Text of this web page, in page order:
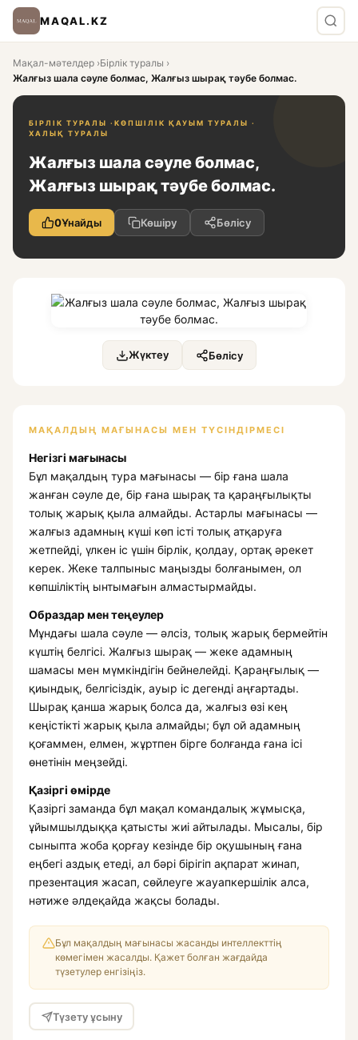
MAQAL.KZ
Мақал-мәтелдер ›Бірлік туралы ›
Жалғыз шала сәуле болмас, Жалғыз шырақ тәубе болмас.
БІРЛІК ТУРАЛЫ · КӨПШІЛІК ҚАУЫМ ТУРАЛЫ ·
ХАЛЫҚ ТУРАЛЫ
Жалғыз шала сәуле болмас,
Жалғыз шырақ тәубе болмас.
0Ұнайды Көшіру Бөлісу
Жүктеу Бөлісу
МАҚАЛДЫҢ МАҒЫНАСЫ МЕН ТҮСІНДІРМЕСІ
Негізгі мағынасы
Бұл мақалдың тура мағынасы — бір ғана шала
жанған сәуле де, бір ғана шырақ та қараңғылықты
толық жарық қыла алмайды. Астарлы мағынасы —
жалғыз адамның күші көп істі толық атқаруға
жетпейді, үлкен іс үшін бірлік, қолдау, ортақ әрекет
керек. Жеке талпыныс маңызды болғанымен, ол
көпшіліктің ынтымағын алмастырмайды.
Образдар мен теңеулер
Мұндағы шала сәуле — әлсіз, толық жарық бермейтін
күштің белгісі. Жалғыз шырақ — жеке адамның
шамасы мен мүмкіндігін бейнелейді. Қараңғылық —
қиындық, белгісіздік, ауыр іс дегенді аңғартады.
Шырақ қанша жарық болса да, жалғыз өзі кең
кеңістікті жарық қыла алмайды; бұл ой адамның
қоғаммен, елмен, жұртпен бірге болғанда ғана ісі
өнетінін меңзейді.
Қазіргі өмірде
Қазіргі заманда бұл мақал командалық жұмысқа,
ұйымшылдыққа қатысты жиі айтылады. Мысалы, бір
сыныпта жоба қорғау кезінде бір оқушының ғана
еңбегі аздық етеді, ал бәрі бірігіп ақпарат жинап,
презентация жасап, сөйлеуге жауапкершілік алса,
нәтиже әлдеқайда жақсы болады.
Бұл мақалдың мағынасы жасанды интеллекттің
көмегімен жасалды. Қажет болған жағдайда
түзетулер енгізіңіз.
Түзету ұсыну